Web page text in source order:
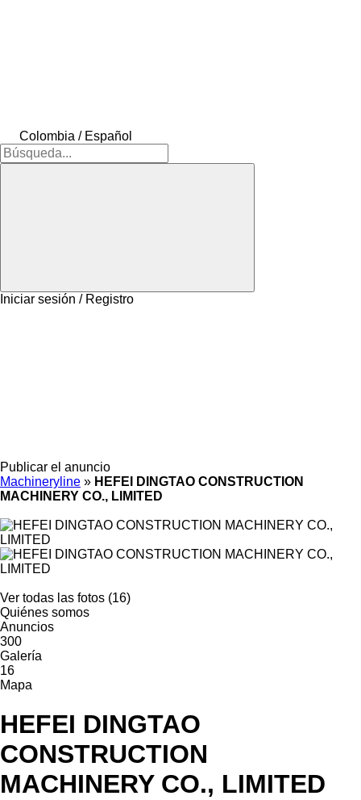
Colombia / Español
Iniciar sesión / Registro
Publicar el anuncio
Machineryline » HEFEI DINGTAO CONSTRUCTION
MACHINERY CO., LIMITED
Ver todas las fotos (16)
Quiénes somos
Anuncios
300
Galería
16
Mapa
HEFEI DINGTAO
CONSTRUCTION
MACHINERY CO., LIMITED